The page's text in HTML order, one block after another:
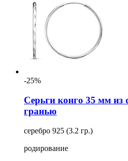
-25%
Серьги конго 35 мм из
гранью
серебро 925 (3.2 гр.)
родирование